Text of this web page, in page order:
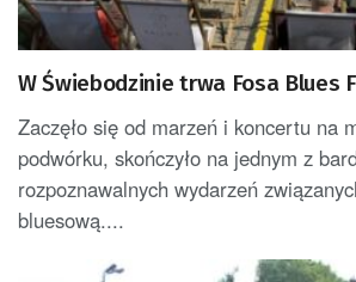
W Świebodzinie trwa Fosa Blues
Zaczęło się od marzeń i koncertu na
podwórku, skończyło na jednym z
rozpoznawalnych wydarzeń
bluesową....